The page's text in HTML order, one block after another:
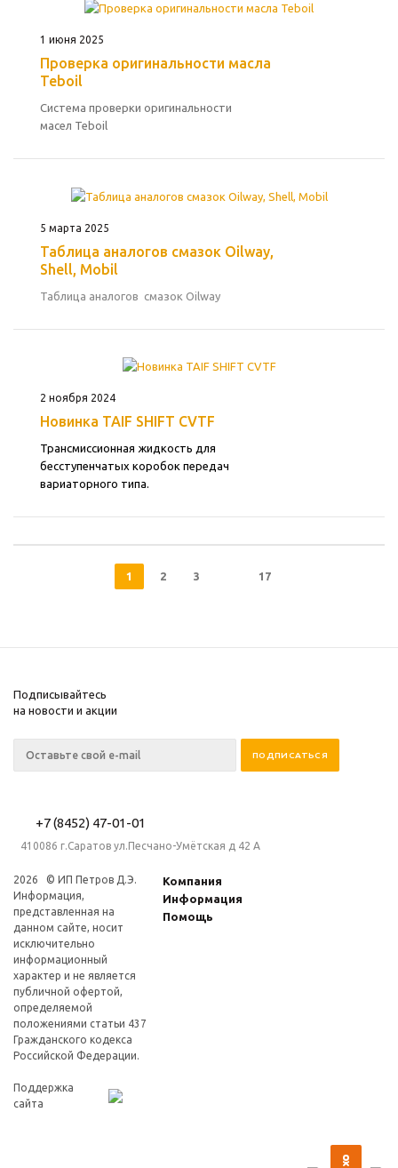
1 июня 2025
Проверка оригинальности масла
Teboil
Система проверки оригинальности
масел Teboil
5 марта 2025
Таблица аналогов смазок Oilway,
Shell, Mobil
Таблица аналогов смазок Oilway
2 ноября 2024
Новинка TAIF SHIFT CVTF
Трансмиссионная жидкость для
бесступенчатых коробок передач
вариаторного типа.
1 2 3 17
Подписывайтесь
на новости и акции
+7 (8452) 47-01-01
410086 г.Саратов ул.Песчано-Умётская д 42 А
2026 © ИП Петров Д.Э.
Информация,
представленная на
данном сайте, носит
исключительно
информационный
характер и не является
публичной офертой,
определяемой
положениями статьи 437
Гражданского кодекса
Российской Федерации.
Поддержка
сайта
Компания
Информация
Помощь